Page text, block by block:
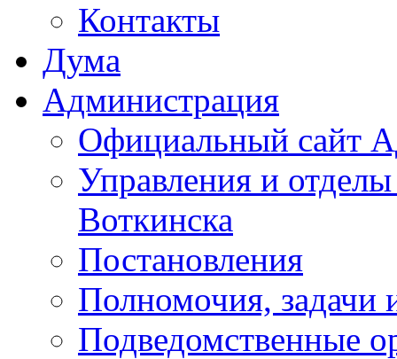
Контакты
Дума
Администрация
Официальный сайт
Управления и
Воткинска
Постановления
Полномочия, задачи
Подведомственные